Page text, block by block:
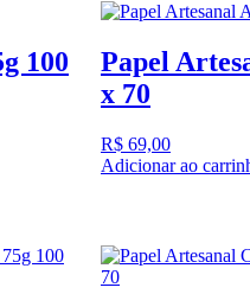
100
Papel
x 70
R$ 69,00
Adicionar ao